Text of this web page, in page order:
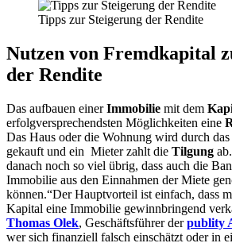
Tipps zur Steigerung der Rendite
Nutzen von Fremdkapital
der Rendite
Das aufbauen einerImmobilie mit dem
erfolgversprechendsten Möglichkeiten eine
Das Haus oder die Wohnung wird durch
gekauft und ein Mieter zahlt die Tilgung
danach noch so viel übrig, dass auch die
Immobilie aus den Einnahmen der Miete
können.“Der Hauptvorteil ist einfach, dass
Kapital eine Immobilie gewinnbringend
Thomas Olek, Geschäftsführer derpublity
wer sich finanziell falsch einschätzt oder in